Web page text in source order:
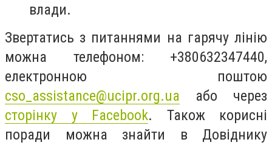
влади.
Звертатись з питаннями на гарячу лінію
можна телефоном: +380632347440,
електронною поштою
cso_assistance@ucipr.org.ua або через
сторінку у Facebook. Також корисні
поради можна знайти в Довіднику